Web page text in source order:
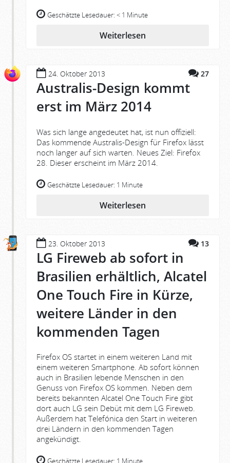
Geschätzte Lesedauer: < 1 Minute
Weiterlesen
24. Oktober 2013 27
Australis-Design kommt
erst im März 2014
Was sich lange angedeutet hat, ist nun offiziell:
Das kommende Australis-Design für Firefox lässt
noch langer auf sich warten. Neues Ziel: Firefox
28. Dieser erscheint im März 2014.
Geschätzte Lesedauer: 1 Minute
Weiterlesen
23. Oktober 2013 13
LG Fireweb ab sofort in
Brasilien erhältlich, Alcatel
One Touch Fire in Kürze,
weitere Länder in den
kommenden Tagen
Firefox OS startet in einem weiteren Land mit
einem weiteren Smartphone. Ab sofort können
auch in Brasilien lebende Menschen in den
Genuss von Firefox OS kommen. Neben dem
bereits bekannten Alcatel One Touch Fire gibt
dort auch LG sein Debüt mit dem LG Fireweb.
Außerdem hat Telefónica den Start in weiteren
drei Ländern in den kommenden Tagen
angekündigt.